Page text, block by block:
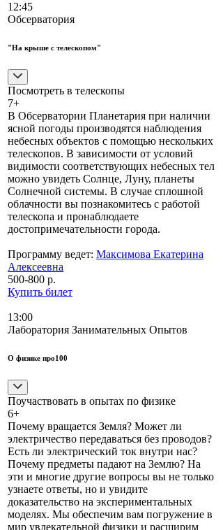
12:45
Обсерватория
"На крыше с телескопом"
Посмотреть в телескопы
7+
В Обсерватории Планетария при наличии
ясной погоды производятся наблюдения
небесных объектов с помощью нескольких
телескопов. В зависимости от условий
видимости соответствующих небесных тел
можно увидеть Солнце, Луну, планеты
Солнечной системы. В случае сплошной
облачности вы познакомитесь с работой
телескопа и пронаблюдаете
достопримечательности города.
Программу ведет: Максимова Екатерина
Алексеевна
500-800 р.
Купить билет
13:00
Лаборатория Занимательных Опытов
О физике про100
Поучаствовать в опытах по физике
6+
Почему вращается Земля? Может ли
электричество передаваться без проводов?
Есть ли электрический ток внутри нас?
Почему предметы падают на Землю? На
эти и многие другие вопросы вы не только
узнаете ответы, но и увидите
доказательство на экспериментальных
моделях. Мы обеспечим вам погружение в
мир увлекательной физики и расширим